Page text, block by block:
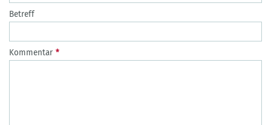
Betreff
Kommentar